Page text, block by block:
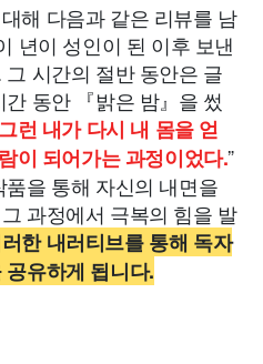
해 다음과 같은 리뷰를 남
년이 성인이 된 이후 보낸
시간의 절반 동안은 글
동안 『밝은 밤』을 썼
런 내가 다시 내 몸을 얻
이 되어가는 과정이었다.”
을 통해 자신의 내면을
과정에서 극복의 힘을 발
한 내러티브를 통해 독자
유하게 됩니다.